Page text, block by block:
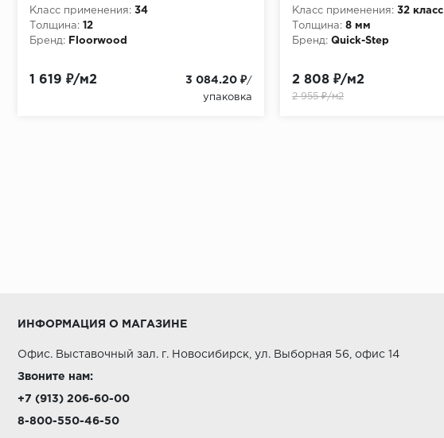
Класс применения: 34
Толщина: 12
Бренд:
Floorwood
1 619 ₽/м2 3 084.20 ₽/
упаковка
Класс применения: 32 класс
Толщина: 8 мм
Бренд: Quick-Step
2 808 ₽/м2
2 955 ₽/м2
ИНФОРМАЦИЯ О МАГАЗИНЕ
Офис. Выставочный зал. г. Новосибирск, ул. Выборная 56, офис 14
Звоните нам:
+7 (913) 206-60-00
8-800-550-46-50